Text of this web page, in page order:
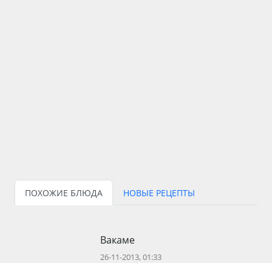
ПОХОЖИЕ БЛЮДА НОВЫЕ РЕЦЕПТЫ
Вакаме
26-11-2013, 01:33